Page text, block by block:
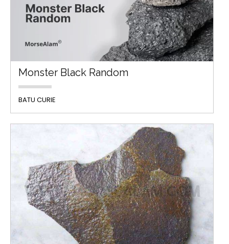
Monster Black Random
BATU CURIE